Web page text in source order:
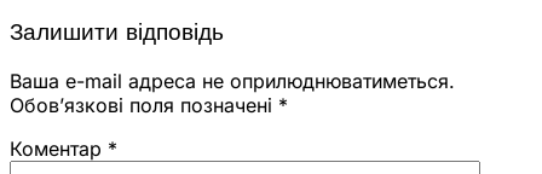
Залишити відповідь
Ваша e-mail адреса не оприлюднюватиметься.
Обов’язкові поля позначені *
Коментар *